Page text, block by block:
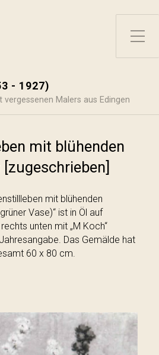
Toggle Side Menu
- 1927)
vergessenen Malers aus Edingen
mit blühenden
mit blühenden
Vase)“ ist in Öl auf
unten mit „M Koch“
Das Gemälde hat
60 x 80 cm.